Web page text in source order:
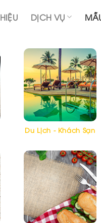
DỊCH VỤ
Du Lịch - Khách Sạn